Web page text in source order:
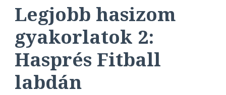
Legjobb hasizom
gyakorlatok 2:
Hasprés Fitball
labdán